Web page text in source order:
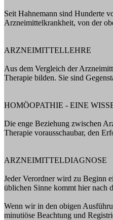
Seit Hahnemann sind Hunderte
Arzneimittelkrankheit, von der
ARZNEIMITTELLEHRE
Aus dem Vergleich der
Therapie bilden. Sie sind
HOMÖOPATHIE - EINE
Die enge Beziehung zwischen
Therapie vorausschaubar, den
ARZNEIMITTELDIAGNOSE
Jeder Verordner wird zu Beginn
üblichen Sinne kommt hier nach
Wenn wir in den obigen
minutiöse Beachtung und